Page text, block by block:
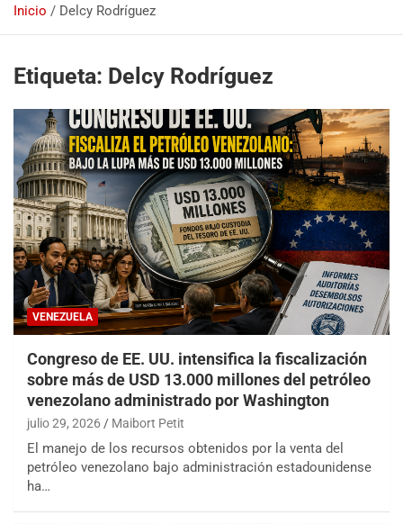
Inicio Delcy Rodríguez
Etiqueta: Delcy Rodríguez
VENEZUELA
Congreso de EE. UU. intensifica la fiscalización
sobre más de USD 13.000 millones del petróleo
venezolano administrado por Washington
julio 29, 2026 Maibort Petit
El manejo de los recursos obtenidos por la venta del
petróleo venezolano bajo administración estadounidense
ha…